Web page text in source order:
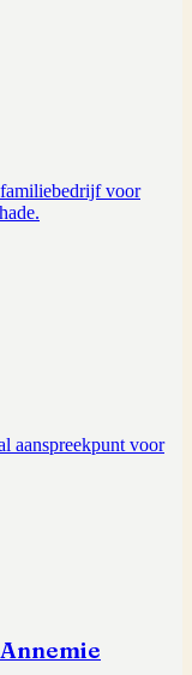
familiebedrijf voor
aanspreekpunt voor